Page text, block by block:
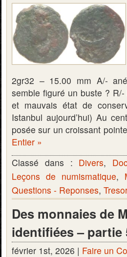
2gr32 – 15.00 mm A/-
semble figuré un buste ?
et mauvais état de
Istanbul aujourd’hui) Au
posée sur un croissant
Entier »
Classé dans : Divers,
Leçons de numismatique,
Questions - Reponses,
Des monnaies de
identifiées – partie
février 1st, 2026 | Faire un